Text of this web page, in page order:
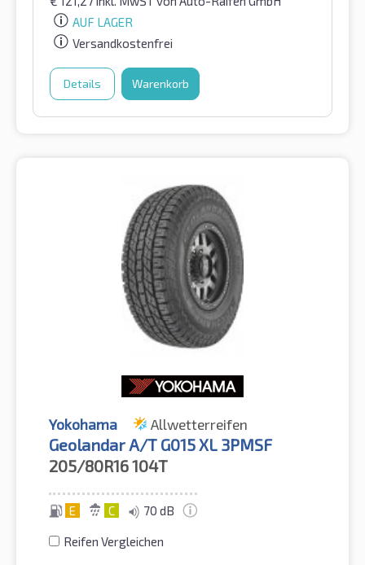
AUF LAGER
Versandkostenfrei
Details Warenkorb
Yokohama Allwetterreifen
Geolandar A/T G015 XL 3PMSF
205/80R16104T
E C 70 dB
Reifen Vergleichen